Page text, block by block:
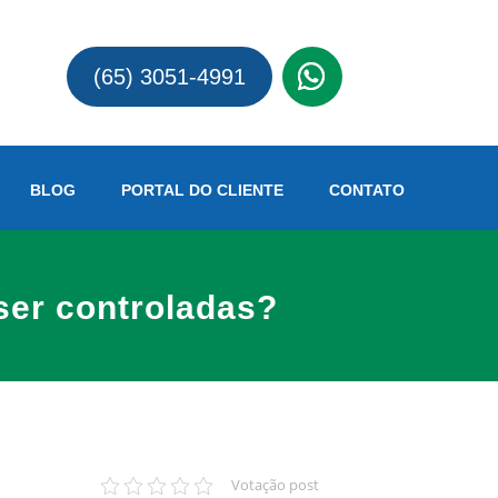
(65) 3051-4991
BLOG PORTAL DO CLIENTE CONTATO
controladas?
Votação post